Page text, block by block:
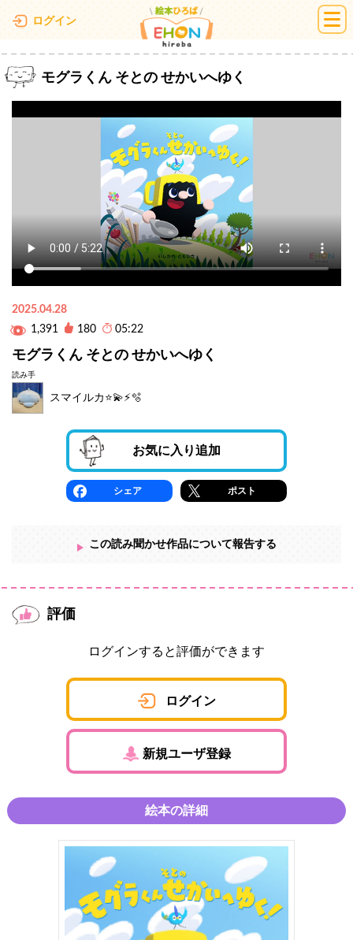
ログイン 絵本ひろば
モグラくん そとの せかいへゆく
2025.04.28
1,391
180 05:22
モグラくん そとの せかいへゆく
読み手
スマイルカ⭐️💫⚡️🫧
お気に入り追加
シェア ポスト
この読み聞かせ作品について報告する
評価
ログインすると評価ができます
ログイン
新規ユーザ登録
絵本の詳細